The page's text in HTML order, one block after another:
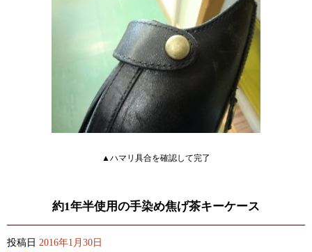
▲ハマリ具合を確認して完了
約1年半使用の手染め焦げ茶キーケース
投稿日 2016年1月30日